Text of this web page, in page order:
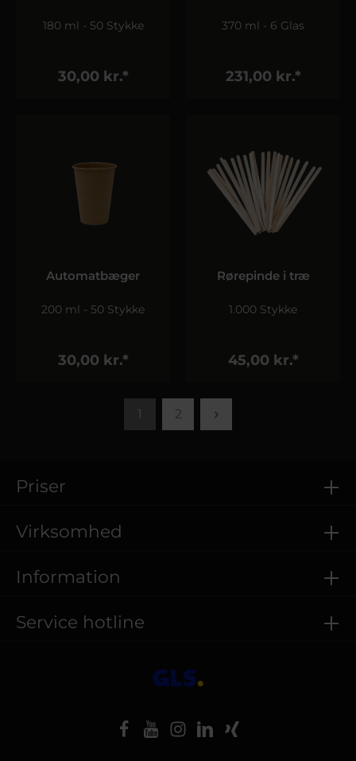
180 ml - 50 Stykke
30,00 kr.*
370 ml - 6 Glas
231,00 kr.*
Automatbæger
200 ml - 50 Stykke
30,00 kr.*
Rørepinde i træ
1.000 Stykke
45,00 kr.*
1 2
Priser
Service hotline
Virksomhed
Information